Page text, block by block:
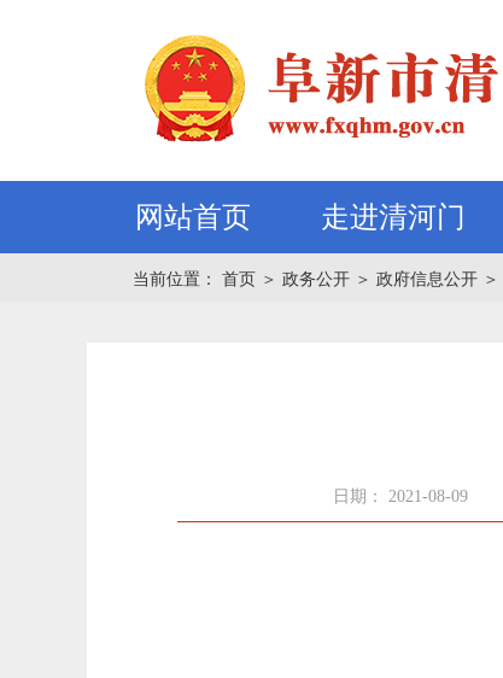
网站首页 走进清河门
当前位置： 首页 ＞ 政务公开 ＞ 政府信息公开 ＞
日期： 2021-08-09